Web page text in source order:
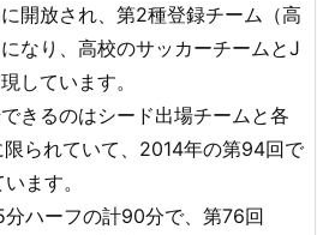
開放され、第2種登録チーム（高
なり、高校のサッカーチームとJ
しています。
きるのはシード出場チームと各
られていて、2014年の第94回で
ます。
ハーフの計90分で、第76回